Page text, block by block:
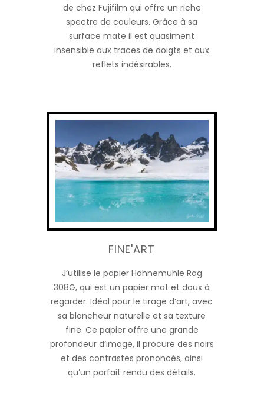
de chez Fujifilm qui offre un riche
spectre de couleurs. Grâce à sa
surface mate il est quasiment
insensible aux traces de doigts et aux
reflets indésirables.
FINE'ART
J’utilise le papier Hahnemühle Rag
308G, qui est un papier mat et doux à
regarder. Idéal pour le tirage d’art, avec
sa blancheur naturelle et sa texture
fine. Ce papier offre une grande
profondeur d’image, il procure des noirs
et des contrastes prononcés, ainsi
qu’un parfait rendu des détails.